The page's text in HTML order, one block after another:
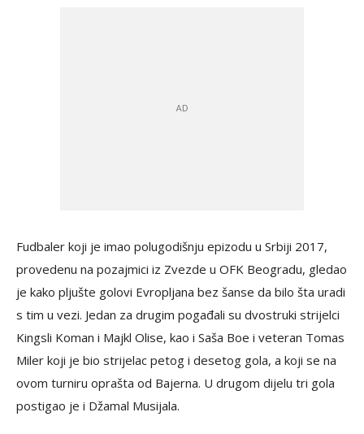
Fudbaler koji je imao polugodišnju epizodu u Srbiji 2017,
provedenu na pozajmici iz Zvezde u OFK Beogradu, gledao
je kako pljušte golovi Evropljana bez šanse da bilo šta uradi
s tim u vezi. Jedan za drugim pogađali su dvostruki strijelci
Kingsli Koman i Majkl Olise, kao i Saša Boe i veteran Tomas
Miler koji je bio strijelac petog i desetog gola, a koji se na
ovom turniru oprašta od Bajerna. U drugom dijelu tri gola
postigao je i Džamal Musijala.